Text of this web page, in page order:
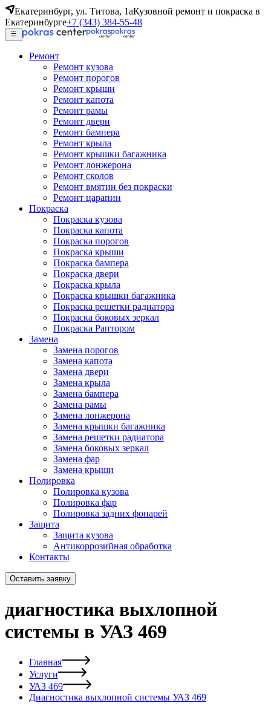
Екатеринбург, ул. Титова, 1аКузовной ремонт и покраска в
Екатеринбурге+7 (343) 384-55-48
Ремонт
Ремонт кузова
Ремонт порогов
Ремонт крыши
Ремонт капота
Ремонт рамы
Ремонт двери
Ремонт бампера
Ремонт крыла
Ремонт крышки багажника
Ремонт лонжерона
Ремонт сколов
Ремонт вмятин без покраски
Ремонт царапин
Покраска
Покраска кузова
Покраска капота
Покраска порогов
Покраска крыши
Покраска бампера
Покраска двери
Покраска крыла
Покраска крышки багажника
Покраска решетки радиатора
Покраска боковых зеркал
Покраска Раптором
Замена
Замена порогов
Замена капота
Замена двери
Замена крыла
Замена бампера
Замена рамы
Замена лонжерона
Замена крышки багажника
Замена решетки радиатора
Замена боковых зеркал
Замена фар
Замена крыши
Полировка
Полировка кузова
Полировка фар
Полировка задних фонарей
Защита
Защита кузова
Антикоррозийная обработка
Контакты
Оставить заявку
диагностика выхлопной
системы в УАЗ 469
Главная
Услуги
УАЗ 469
Диагностика выхлопной системы УАЗ 469